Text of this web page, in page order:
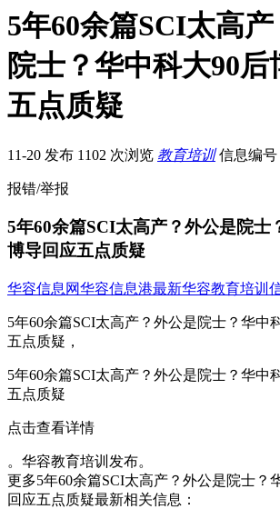
5年60余篇SCI太高
院士？华中科大90后
五点质疑
11-20 发布 1102 次浏览 教育培训 信息编号
报错/举报
5年60余篇SCI太高产？外公是院士
博导回应五点质疑
华容信息网华容信息港最新华容教育培训
5年60余篇SCI太高产？外公是院士？华中
五点质疑，
5年60余篇SCI太高产？外公是院士？华中
五点质疑
点击查看详情
。华容教育培训发布。
更多5年60余篇SCI太高产？外公是院士？
回应五点质疑最新相关信息：